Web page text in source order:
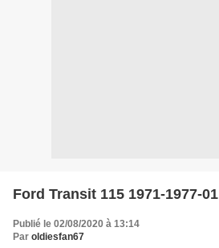
Ford Transit 115 1971-1977-01
Publié le 02/08/2020 à 13:14
Par oldiesfan67